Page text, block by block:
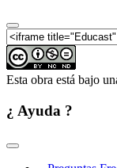
Esta obra está bajo
¿ Ayuda ?